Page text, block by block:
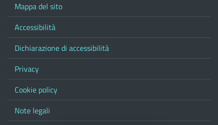
Mappa del sito
Accessibilità
Dichiarazione di accessibilità
Privacy
Cookie policy
Note legali